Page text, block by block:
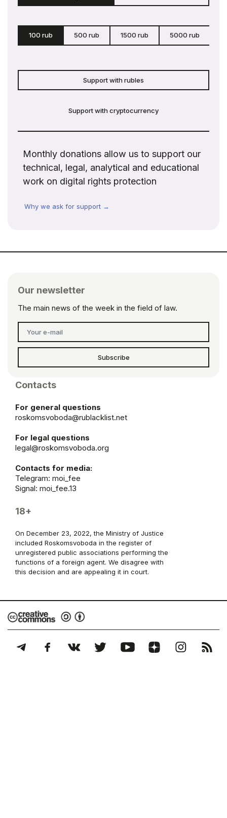
100 rub 500 rub 1500 rub 5000 rub
Support with rubles
Support with cryptocurrency
Monthly donations allow us to support our
technical, legal, analytical and educational
work on digital rights protection
Why we ask for support →
Our newsletter
The main news of the week in the field of law.
Subscribe
Contacts
For general questions
roskomsvoboda@rublacklist.net
For legal questions
legal@roskomsvoboda.org
Contacts for media:
Telegram: moi_fee
Signal: moi_fee.13
18+
On December 23, 2022, the Ministry of Justice
included Roskomsvoboda in the register of
unregistered public associations performing the
functions of a foreign agent. We disagree with
this decision and are appealing it in court.